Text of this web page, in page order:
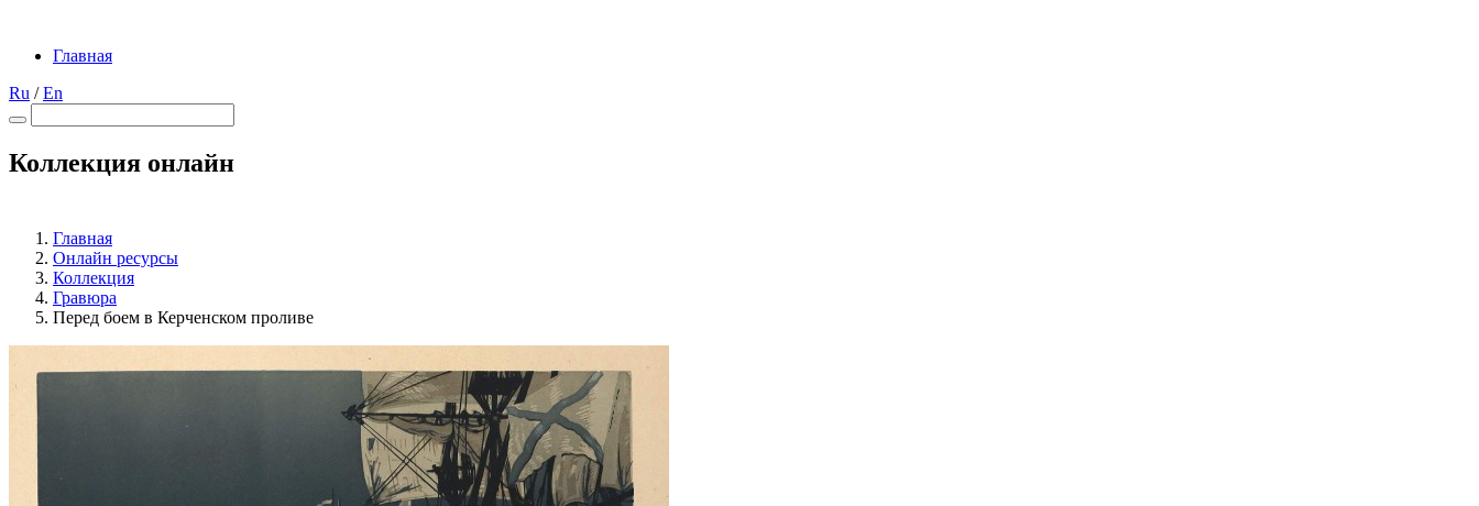
Главная
Ru /En
Коллекция онлайн
Главная
Онлайн ресурсы
Коллекция
Гравюра
Перед боем в Керченском проливе